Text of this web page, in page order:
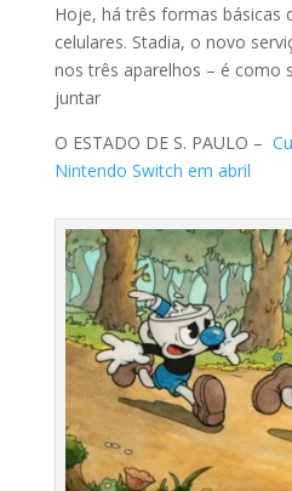
Hoje, há três formas básicas
celulares. Stadia, o novo
nos três aparelhos – é como
juntar
O ESTADO DE S. PAULO –
Nintendo Switch em abril